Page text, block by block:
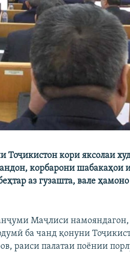
кори яксолаи
корбарони шабакаҳои
аз гузашта, вале
Маҷлиси
ба чанд қонуни
раиси палатаи поёнии